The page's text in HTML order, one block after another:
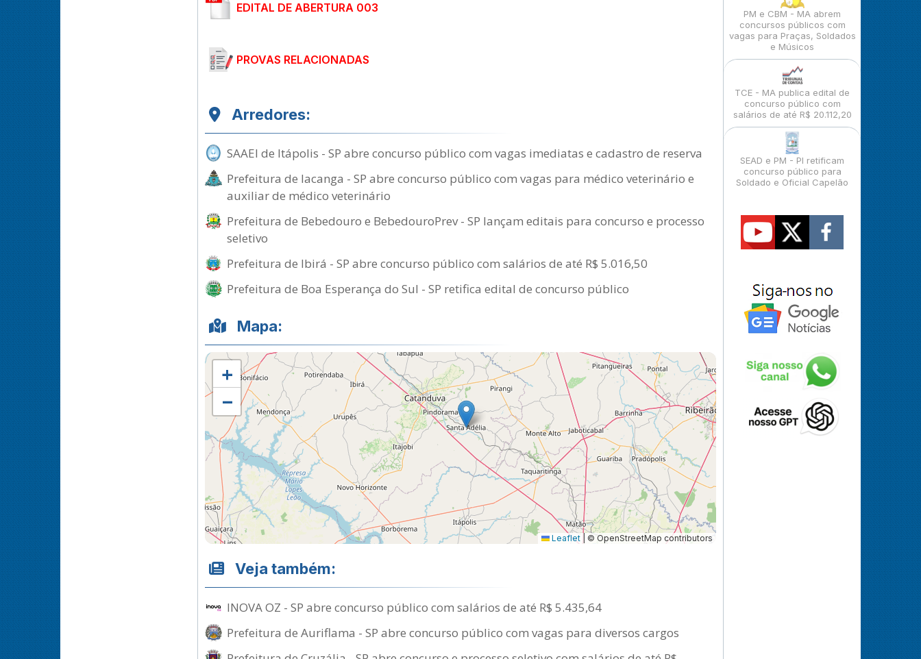
EDITAL DE ABERTURA 003
PROVAS RELACIONADAS
Arredores:
SAAEI de Itápolis - SP abre concurso público com vagas imediatas e cadastro de reserva
Prefeitura de Iacanga - SP abre concurso público com vagas para médico veterinário e
auxiliar de médico veterinário
Prefeitura de Bebedouro e BebedouroPrev - SP lançam editais para concurso e processo
seletivo
Prefeitura de Ibirá - SP abre concurso público com salários de até R$ 5.016,50
Prefeitura de Boa Esperança do Sul - SP retifica edital de concurso público
Mapa:
+
−
Leaflet © OpenStreetMap contributors
Veja também:
INOVA OZ - SP abre concurso público com salários de até R$ 5.435,64
Prefeitura de Auriflama - SP abre concurso público com vagas para diversos cargos
PM e CBM - MA abrem
concursos públicos com
vagas para Praças, Soldados
e Músicos
TCE - MA publica edital de
concurso público com
salários de até R$ 20.112,20
SEAD e PM - PI retificam
concurso público para
Soldado e Oficial Capelão